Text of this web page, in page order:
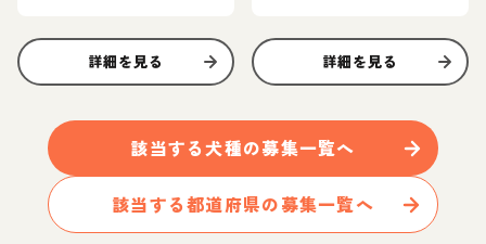
詳細を見る 詳細を見る
該当する犬種の募集一覧へ
該当する都道府県の募集一覧へ